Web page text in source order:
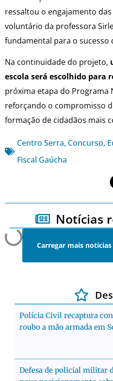
ressaltou o engajamento
voluntário da professora
fundamental para o sucesso
Na continuidade do projeto,
escola será escolhido para
próxima etapa do Programa
reforçando o compromisso
formação de cidadãos mais
Centro Serra, Concurso,
Fiscal Gaúcha
Notícias
Carregar mais
Polícia Civil recaptura
roubo a mão armada em
Defesa de policial militar